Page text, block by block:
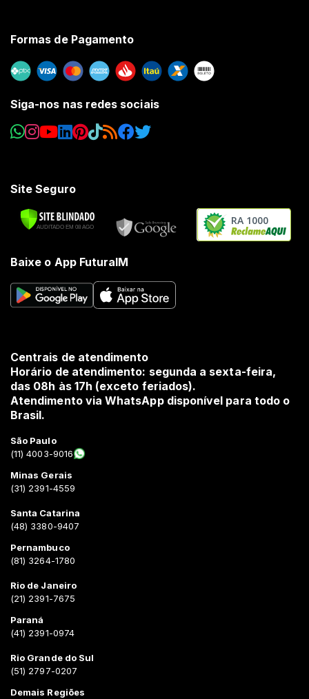
Formas de Pagamento
Siga-nos nas redes sociais
Site Seguro
RA 1000
Baixe o App FuturaIM
Centrais de atendimento
Horário de atendimento: segunda a sexta-feira,
das 08h às 17h (exceto feriados).
Atendimento via WhatsApp disponível para todo o
Brasil.
São Paulo
(11) 4003-9016
Minas Gerais
(31) 2391-4559
Santa Catarina
(48) 3380-9407
Pernambuco
(81) 3264-1780
Rio de Janeiro
(21) 2391-7675
Paraná
(41) 2391-0974
Rio Grande do Sul
(51) 2797-0207
Demais Regiões